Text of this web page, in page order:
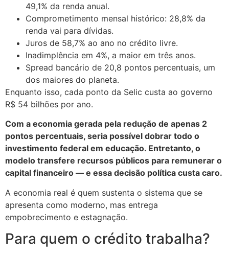
49,1% da renda anual.
Comprometimento mensal histórico: 28,8% da
renda vai para dívidas.
Juros de 58,7% ao ano no crédito livre.
Inadimplência em 4%, a maior em três anos.
Spread bancário de 20,8 pontos percentuais, um
dos maiores do planeta.
Enquanto isso, cada ponto da Selic custa ao governo
R$ 54 bilhões por ano.
Com a economia gerada pela redução de apenas 2
pontos percentuais, seria possível dobrar todo o
investimento federal em educação. Entretanto, o
modelo transfere recursos públicos para remunerar o
capital financeiro — e essa decisão política custa caro.
A economia real é quem sustenta o sistema que se
apresenta como moderno, mas entrega
empobrecimento e estagnação.
Para quem o crédito trabalha?